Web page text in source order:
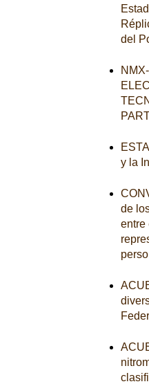
del
y la
de
entre